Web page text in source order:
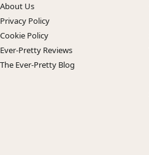
About Us
Privacy Policy
Cookie Policy
Ever-Pretty Reviews
The Ever-Pretty Blog